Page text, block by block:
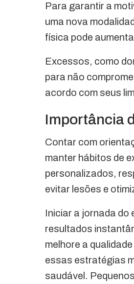
Para garantir a
uma nova
física pode
Excessos, como
para não
acordo com seus
Importância
Contar com
manter hábitos de
personalizados,
evitar lesões e
Iniciar a jornada do
resultados
melhore a
essas estratégias
saudável.